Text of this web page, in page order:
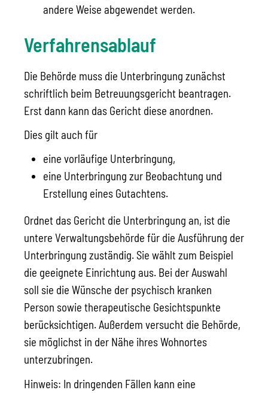
andere Weise abgewendet werden.
Verfahrensablauf
Die Behörde muss die Unterbringung zunächst
schriftlich beim Betreuungsgericht beantragen.
Erst dann kann das Gericht diese anordnen.
Dies gilt auch für
eine vorläufige Unterbringung,
eine Unterbringung zur Beobachtung und
Erstellung eines Gutachtens.
Ordnet das Gericht die Unterbringung an, ist die
untere Verwaltungsbehörde für die Ausführung der
Unterbringung zuständig.Sie wählt zum Beispiel
die geeignete Einrichtung aus. Bei der Auswahl
soll sie die Wünsche der psychisch kranken
Person sowie therapeutische Gesichtspunkte
berücksichtigen. Außerdem versucht die Behörde,
sie möglichst in der Nähe ihres Wohnortes
unterzubringen.
Hinweis: In dringenden Fällen kann eine